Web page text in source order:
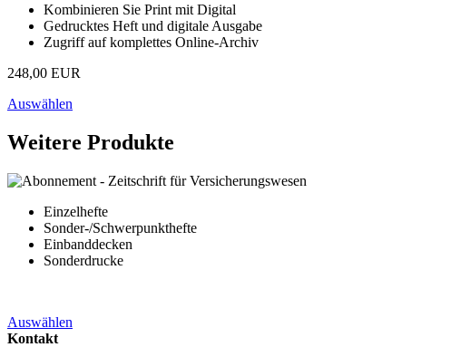
Kombinieren Sie Print mit Digital
Gedrucktes Heft und digitale Ausgabe
Zugriff auf komplettes Online-Archiv
248,00 EUR
Auswählen
Weitere Produkte
Einzelhefte
Sonder-/Schwerpunkthefte
Einbanddecken
Sonderdrucke
Auswählen
Kontakt